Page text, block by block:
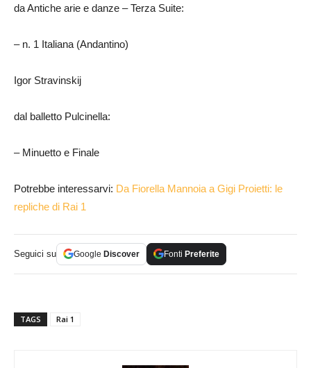
da Antiche arie e danze – Terza Suite:
– n. 1 Italiana (Andantino)
Igor Stravinskij
dal balletto Pulcinella:
– Minuetto e Finale
Potrebbe interessarvi: Da Fiorella Mannoia a Gigi Proietti: le
repliche di Rai 1
Seguici su Google Discover Fonti Preferite
TAGS Rai 1